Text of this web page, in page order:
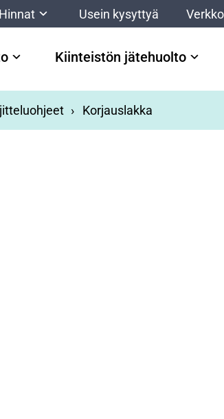
Hinnat Usein kysyttyä
Kiinteistön jätehuolto
Korjauslakka